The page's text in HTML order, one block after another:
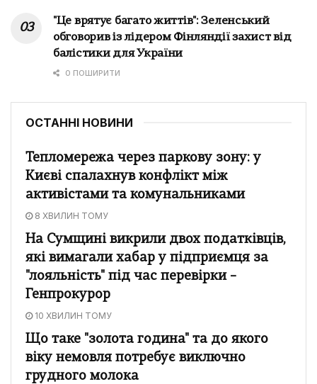
"Це врятує багато життів": Зеленський
обговорив із лідером Фінляндії захист від
балістики для України
0 ПОШИРИТИ
ОСТАННІ НОВИНИ
Тепломережа через паркову зону: у
Києві спалахнув конфлікт між
активістами та комунальниками
8 ХВИЛИН ТОМУ
На Сумщині викрили двох податківців,
які вимагали хабар у підприємця за
"лояльність" під час перевірки –
Генпрокурор
10 ХВИЛИН ТОМУ
Що таке "золота година" та до якого
віку немовля потребує виключно
грудного молока